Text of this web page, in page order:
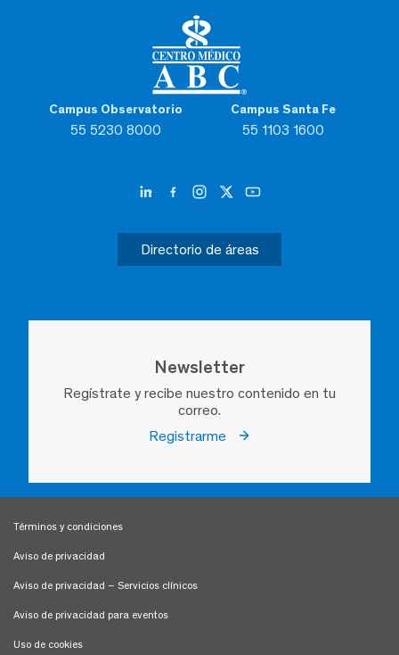
Campus Observatorio
55 5230 8000
Campus Santa Fe
55 1103 1600
Directorio de áreas
Newsletter
Regístrate y recibe nuestro contenido en tu
correo.
Registrarme
Términos y condiciones
Aviso de privacidad
Aviso de privacidad – Servicios clínicos
Aviso de privacidad para eventos
Uso de cookies